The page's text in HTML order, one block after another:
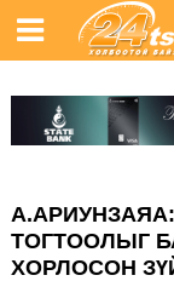
ТОГТООЛЫГ
ХОРЛОСОН